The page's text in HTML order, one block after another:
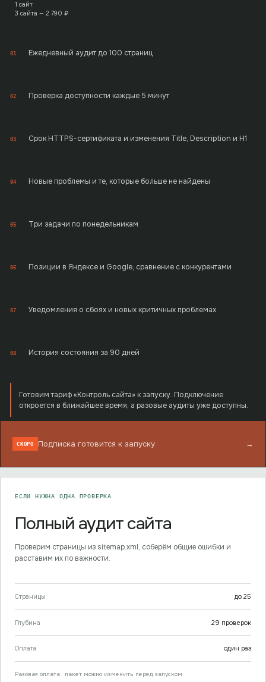
1 сайт
3 сайта — 2 790 ₽
01 Ежедневный аудит до 100 страниц
02 Проверка доступности каждые 5 минут
03 Срок HTTPS-сертификата и изменения Title, Description и H1
04 Новые проблемы и те, которые больше не найдены
05 Три задачи по понедельникам
06 Позиции в Яндексе и Google, сравнение с конкурентами
07 Уведомления о сбоях и новых критичных проблемах
08 История состояния за 90 дней
Готовим тариф «Контроль сайта» к запуску. Подключение
откроется в ближайшее время, а разовые аудиты уже доступны.
СКОРО Подписка готовится к запуску →
ЕСЛИ НУЖНА ОДНА ПРОВЕРКА
Полный аудит сайта
Проверим страницы из sitemap.xml, соберём общие ошибки и
расставим их по важности.
Страницы до 25
Глубина 29 проверок
Оплата один раз
Разовая оплата · пакет можно изменить перед запуском